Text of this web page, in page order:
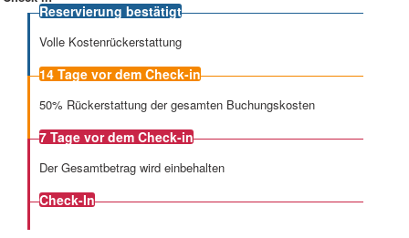
Reservierung bestätigt
Volle Kostenrückerstattung
14 Tage vor dem Check-in
50% Rückerstattung der gesamten Buchungskosten
7 Tage vor dem Check-in
Der Gesamtbetrag wird einbehalten
Check-In